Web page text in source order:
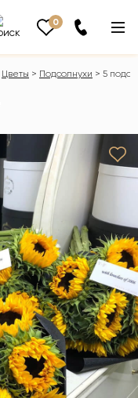
0
Цветы Подсолнухи 5